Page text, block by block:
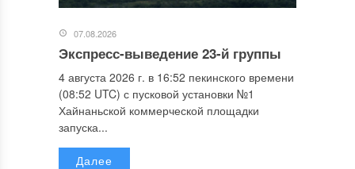
07.08.2026
Экспресс-выведение 23-й группы
4 августа 2026 г. в 16:52 пекинского времени
(08:52 UTC) с пусковой установки №1
Хайнаньской коммерческой площадки
запуска...
Далее